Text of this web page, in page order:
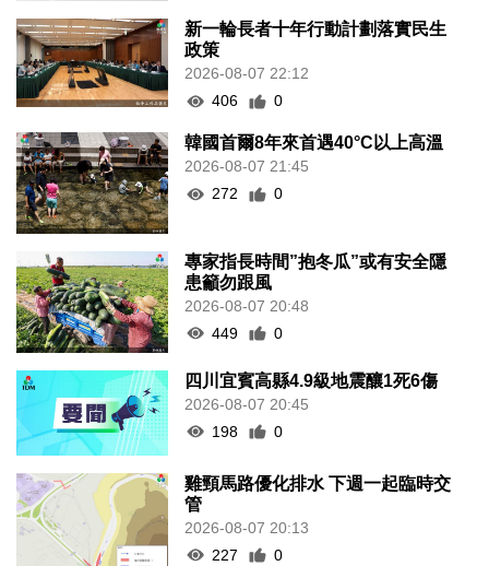
新一輪長者十年行動計劃落實民生
政策
2026-08-07 22:12
406
0
韓國首爾8年來首遇40°C以上高溫
2026-08-07 21:45
272
0
專家指長時間”抱冬瓜”或有安全隱
患籲勿跟風
2026-08-07 20:48
449
0
四川宜賓高縣4.9級地震釀1死6傷
2026-08-07 20:45
198
0
雞頸馬路優化排水 下週一起臨時交
管
2026-08-07 20:13
227
0